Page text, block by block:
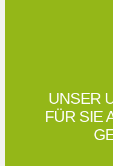
UNSER
FÜR SIE